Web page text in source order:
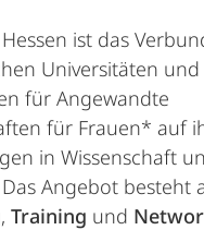
ist das
Universitäten und
für Angewandte
für Frauen* auf
in Wissenschaft
Angebot besteht
, Training und